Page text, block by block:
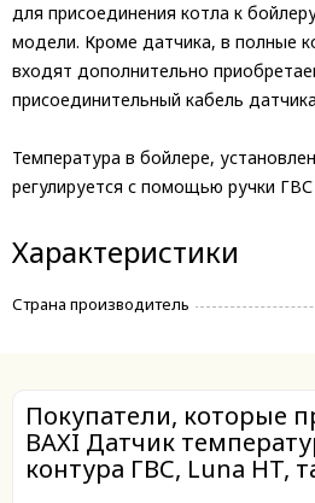
для присоединения котла к
модели. Кроме датчика, в полные
входят дополнительно
присоединительный кабель
Температура в бойлере,
регулируется с помощью ручки ГВС
Характеристики
Страна производитель
Покупатели, которые
BAXI Датчик
контура ГВС, Luna HT,